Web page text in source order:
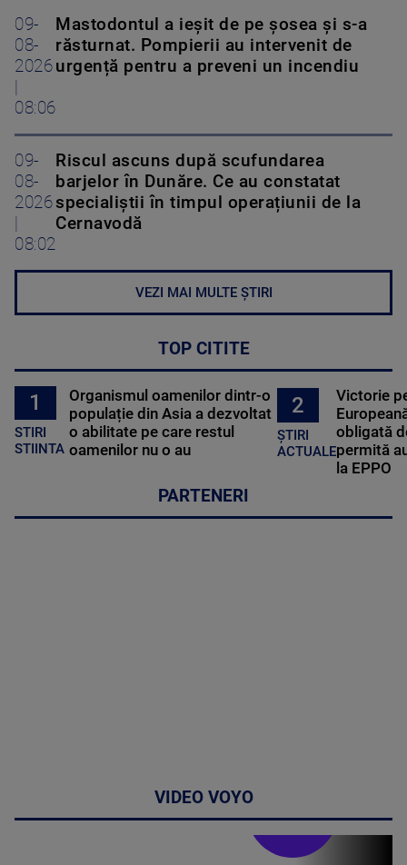
09-
08-
2026
|
08:06
Mastodontul a ieșit de pe șosea și s-a
răsturnat. Pompierii au intervenit de
urgență pentru a preveni un incendiu
09-
08-
2026
|
08:02
Riscul ascuns după scufundarea
barjelor în Dunăre. Ce au constatat
specialiștii în timpul operațiunii de la
Cernavodă
VEZI MAI MULTE ȘTIRI
TOP CITITE
1
STIRI
STIINTA
Organismul oamenilor dintr-o
populație din Asia a dezvoltat
o abilitate pe care restul
oamenilor nu o au
2
ȘTIRI
ACTUALE
Victorie
obligată
permită
la EPPO
PARTENERI
VIDEO VOYO